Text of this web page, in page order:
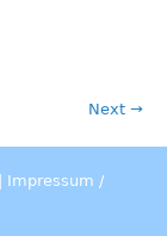
Next →
Impressum /